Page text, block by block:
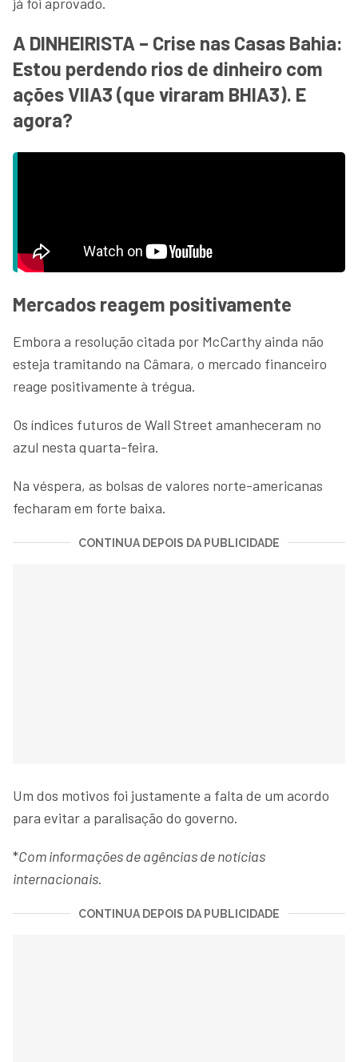
A DINHEIRISTA – Crise nas Casas Bahia:
Estou perdendo rios de dinheiro com
ações VIIA3 (que viraram BHIA3). E
agora?
Mercados reagem positivamente
Embora a resolução citada por McCarthy ainda não
esteja tramitando na Câmara, o mercado financeiro
reage positivamente à trégua.
Os índices futuros de Wall Street amanheceram no
azul nesta quarta-feira.
Na véspera, as bolsas de valores norte-americanas
fecharam em forte baixa.
CONTINUA DEPOIS DA PUBLICIDADE
Um dos motivos foi justamente a falta de um acordo
para evitar a paralisação do governo.
*Com informações de agências de notícias
internacionais.
CONTINUA DEPOIS DA PUBLICIDADE